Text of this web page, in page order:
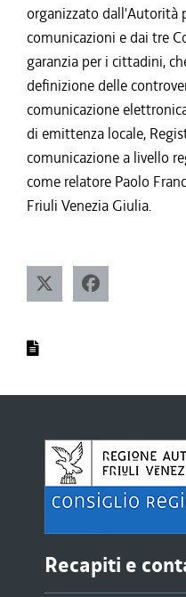
organizzato dall'Autorità
comunicazioni e dai tre
garanzia per i cittadini,
definizione delle
comunicazione
di emittenza locale,
comunicazione a livello
come relatore Paolo
Friuli Venezia Giulia.
Recapiti e